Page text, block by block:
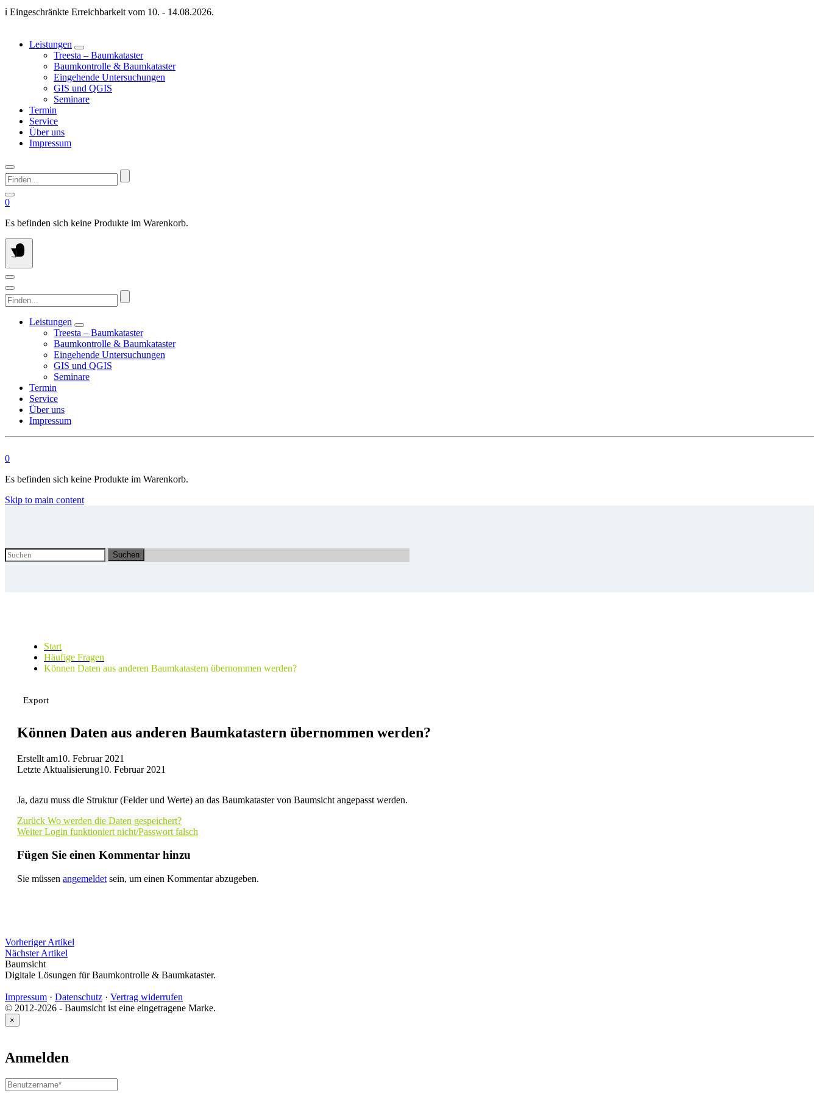
Springen
Inhalt
ℹ️ Eingeschränkte Erreichbarkeit vom 10. - 14.08.2026.
Leistungen
Treesta – Baumkataster
Baumkontrolle & Baumkataster
Eingehende Untersuchungen
GIS und QGIS
Seminare
Termin
Service
Über uns
Impressum
Finden...
0
Es befinden sich keine Produkte im Warenkorb.
Finden...
Leistungen
Treesta – Baumkataster
Baumkontrolle & Baumkataster
Eingehende Untersuchungen
GIS und QGIS
Seminare
Termin
Service
Über uns
Impressum
0
Es befinden sich keine Produkte im Warenkorb.
Skip to main content
Suchen
Start
Häufige Fragen
Können Daten aus anderen Baumkatastern übernommen werden?
Export
Können Daten aus anderen Baumkatastern übernommen werden?
Erstellt am10. Februar 2021
Letzte Aktualisierung10. Februar 2021
Ja, dazu muss die Struktur (Felder und Werte) an das Baumkataster von Baumsicht angepasst werden.
Zurück Wo werden die Daten gespeichert?
WeiterLogin funktioniert nicht/Passwort falsch
Fügen Sie einen Kommentar hinzu
Sie müssen angemeldet sein, um einen Kommentar abzugeben.
Vorheriger Artikel
Nächster Artikel
Baumsicht
Digitale Lösungen für Baumkontrolle & Baumkataster.
Impressum · Datenschutz · Vertrag widerrufen
© 2012-2026 - Baumsicht ist eine eingetragene Marke.
×
Anmelden
Benutzername